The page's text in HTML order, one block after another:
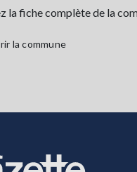
la fiche complète de la
la commune